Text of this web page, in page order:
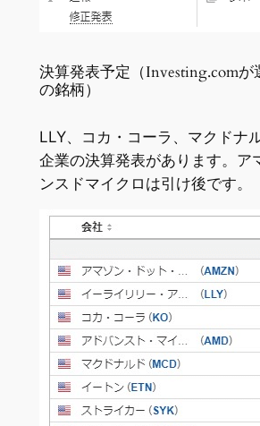
決算発表予定（Investing.comが
の銘柄）
LLY、コカ・コーラ、マクドナ
企業の決算発表があります。ア
ンスドマイクロは引け後です。